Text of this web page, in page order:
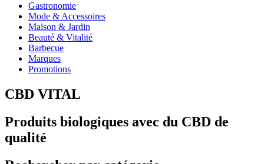
Gastronomie
Mode & Accessoires
Maison & Jardin
Beauté & Vitalité
Barbecue
Marques
Promotions
CBD VITAL
Produits biologiques avec du CBD de
qualité